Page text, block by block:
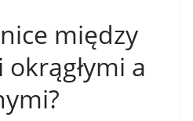
między
a